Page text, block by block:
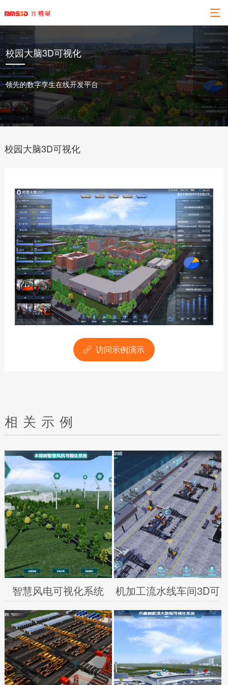
校园大脑3D可视化
领先的数字孪生在线开发平台
校园大脑3D可视化
访问示例演示
相关示例
智慧风电可视化系统
机加工流水线车间3D可
视化